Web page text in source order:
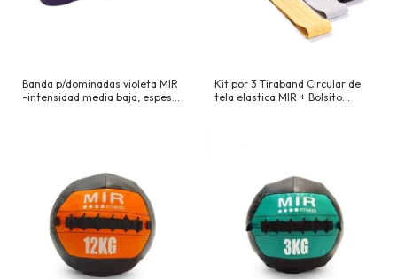
Banda p/dominadas violeta MIR
-intensidad media baja, espesor
Kit por 3 Tiraband Circular de
tela elastica MIR + Bolsito